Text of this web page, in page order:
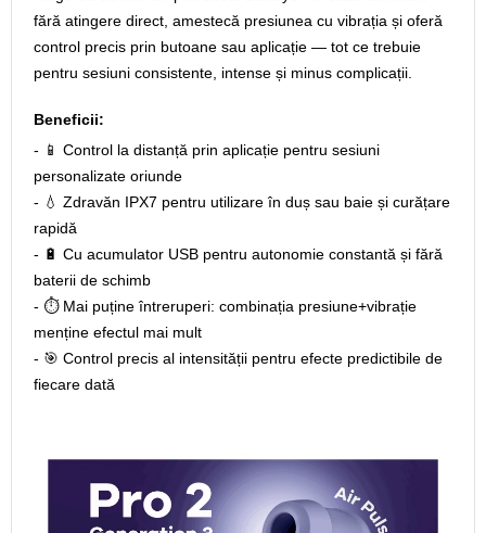
fără atingere direct, amestecă presiunea cu vibrația și oferă
control precis prin butoane sau aplicație — tot ce trebuie
pentru sesiuni consistente, intense și minus complicații.
Beneficii:
- 📱 Control la distanță prin aplicație pentru sesiuni
personalizate oriunde
- 💧 Zdravăn IPX7 pentru utilizare în duș sau baie și curățare
rapidă
- 🔋 Cu acumulator USB pentru autonomie constantă și fără
baterii de schimb
- ⏱️ Mai puține întreruperi: combinația presiune+vibrație
menține efectul mai mult
- 🎯 Control precis al intensității pentru efecte predictibile de
fiecare dată